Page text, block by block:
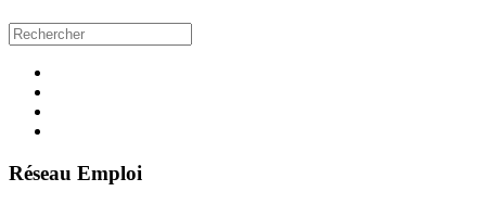
Réseau Emploi